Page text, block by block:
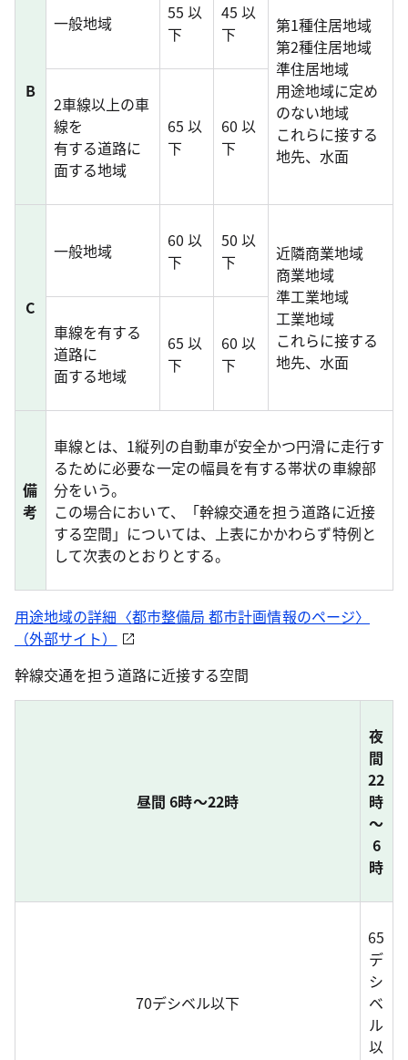
B
一般地域
55 以
下
45 以
下
第1種住居地域
第2種住居地域
準住居地域
用途地域に定め
のない地域
これらに接する
地先、水面
2車線以上の車
線を
有する道路に
面する地域
65 以
下
60 以
下
C
一般地域
60 以
下
50 以
下
近隣商業地域
商業地域
準工業地域
工業地域
これらに接する
地先、水面
車線を有する
道路に
面する地域
65 以
下
60 以
下
備
考
車線とは、1縦列の自動車が安全かつ円滑に走行す
るために必要な一定の幅員を有する帯状の車線部
分をいう。
この場合において、「幹線交通を担う道路に近接
する空間」については、上表にかかわらず特例と
して次表のとおりとする。
用途地域の詳細〈都市整備局 都市計画情報のページ〉
（外部サイト）
幹線交通を担う道路に近接する空間
昼間 6時～22時
夜
間
22
時
～
6
時
70デシベル以下
65
デ
シ
ベ
ル
以